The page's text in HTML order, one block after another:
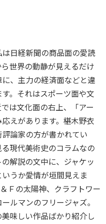
日経新聞の商品面の愛読
世界の動静が見えるだけ
、主力の経済面などと違
。それはスポーツ面や文
は文化面の右上、「アー
えがあります。椹木野衣
評論家の方が書かれてい
現代美術史のコラムなの
解説の文中に、ジャケッ
うか愛情が垣間見えま
Ｆの太陽神、クラフトワー
ルマンのフリージャズ。
味しい作品ばかり紹介し